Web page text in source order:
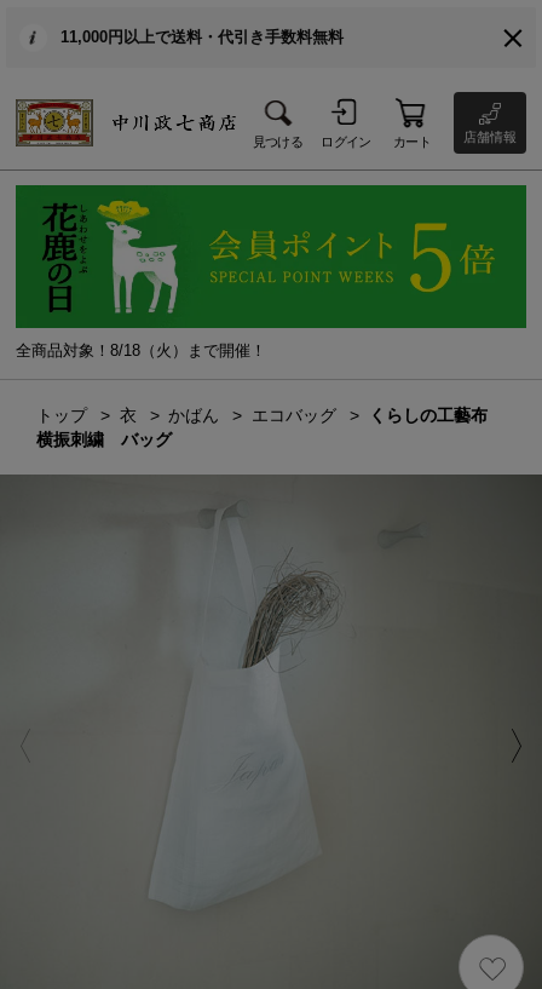
11,000円以上で送料・代引き手数料無料
見つける ログイン カート 店舗情報
全商品対象！8/18（火）まで開催！
トップ 衣 かばん エコバッグ
くらしの工藝布
横振刺繍 バッグ